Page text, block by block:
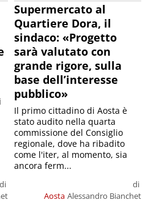
di
Supermercato al
Quartiere Dora, il
sindaco: «Progetto
sarà valutato con
grande rigore, sulla
base dell’interesse
pubblico»
Aosta
di
Alessandro Bianchet
Il primo cittadino di Aosta è
stato audito nella quarta
commissione del Consiglio
regionale, dove ha ribadito
come l'iter, al momento, sia
ancora ferm...